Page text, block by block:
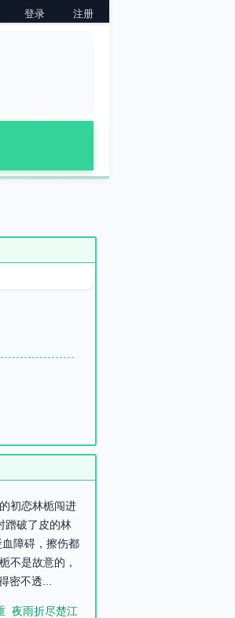
登录 注册
初恋林栀闯进
蹭破了皮的林
障碍，擦伤都
不是故意的，
不透...
夜雨折尽楚江